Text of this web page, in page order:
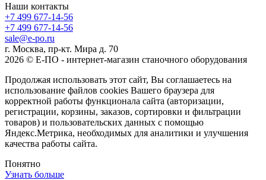
Наши контакты
+7 499 677-14-56
+7 499 677-14-56
sale@e-po.ru
г. Москва, пр-кт. Мира д. 70
2026 © Е-ПО - интернет-магазин станочного оборудования
Продолжая использовать этот сайт, Вы соглашаетесь на
использование файлов cookies Вашего браузера для
корректной работы функционала сайта (авторизации,
регистрации, корзины, заказов, сортировки и фильтрации
товаров) и пользовательских данных с помощью
Яндекс.Метрика, необходимых для аналитики и улучшения
качества работы сайта.
Понятно
Узнать больше